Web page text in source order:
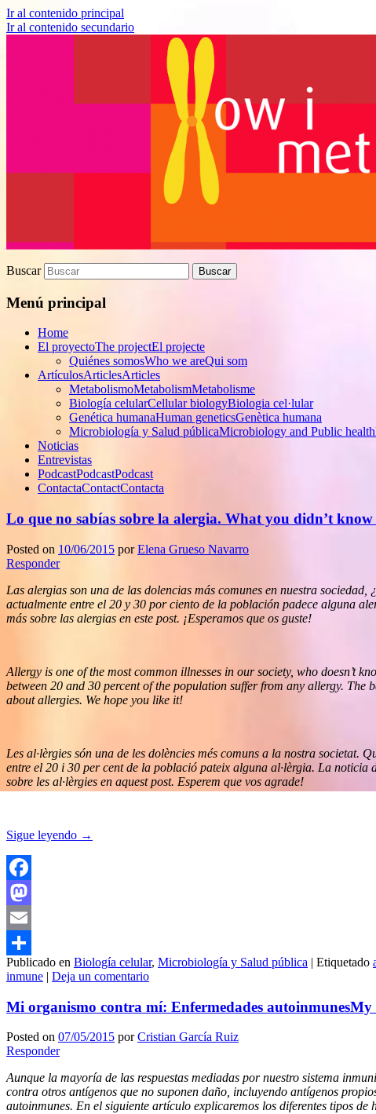
Ir al contenido principal
Ir al contenido secundario
How I met your genes
Proyecto de divulgación científica sobre
Buscar
Menú principal
Home
El proyectoThe projectEl projecte
Quiénes somosWho we areQui som
ArtículosArticlesArticles
MetabolismoMetabolismMetabolisme
Biología celularCellular biologyBiologia cel·lular
Genética humanaHuman geneticsGenètica humana
Microbiología y Salud públicaMicrobiology and Public health
Noticias
Entrevistas
PodcastPodcastPodcast
ContactaContactContacta
Lo que no sabías sobre la alergia. What you didn’t
Posted on 10/06/2015 porElena Grueso Navarro
Responder
Las alergias son una de las dolencias más comunes en nuestra
actualmente entre el 20 y 30 por ciento de la población padece alguna
más sobre las alergias en este post. ¡Esperamos que os guste!
Allergy is one of the most common illnesses in our society, who doesn’t
between 20 and 30 percent of the population suffer from any allergy.
about allergies. We hope you like it!
Les al·lèrgies són una de les dolències més comuns a la nostra
entre el 20 i 30 per cent de la població pateix alguna al·lèrgia. La
sobre les al·lèrgies en aquest post. Esperem que vos agrade!
Sigue leyendo →
Facebook
Mastodon
Email
Compartir
Publicado en Biología celular, Microbiología y Salud pública | Etiquetado
inmune | Deja un comentario
Mi organismo contra mí: Enfermedades autoinmunesMy
Posted on 07/05/2015 porCristian García Ruiz
Responder
Aunque la mayoría de las respuestas mediadas por nuestro sistema
contra otros antígenos que no suponen daño, incluyendo antígenos
autoinmunes. En el siguiente artículo explicaremos los diferentes tipos